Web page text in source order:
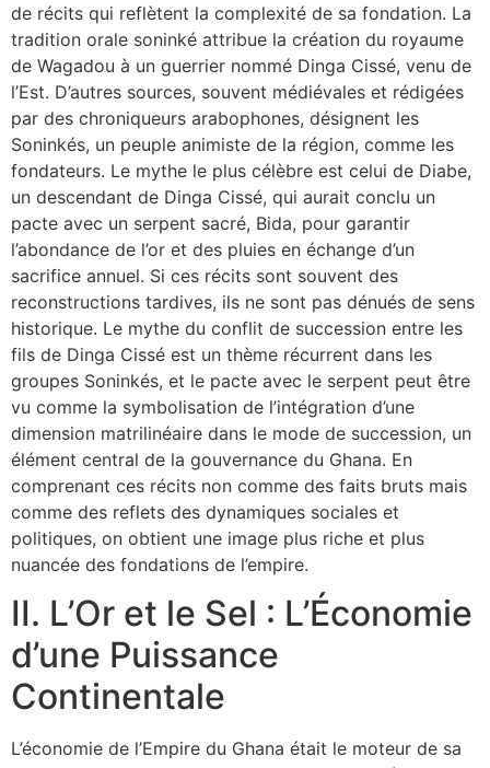
de récits qui reflètent la complexité de sa fondation. La
tradition orale soninké attribue la création du royaume
de Wagadou à un guerrier nommé Dinga Cissé, venu de
l’Est. D’autres sources, souvent médiévales et rédigées
par des chroniqueurs arabophones, désignent les
Soninkés, un peuple animiste de la région, comme les
fondateurs. Le mythe le plus célèbre est celui de Diabe,
un descendant de Dinga Cissé, qui aurait conclu un
pacte avec un serpent sacré, Bida, pour garantir
l’abondance de l’or et des pluies en échange d’un
sacrifice annuel. Si ces récits sont souvent des
reconstructions tardives, ils ne sont pas dénués de sens
historique. Le mythe du conflit de succession entre les
fils de Dinga Cissé est un thème récurrent dans les
groupes Soninkés, et le pacte avec le serpent peut être
vu comme la symbolisation de l’intégration d’une
dimension matrilinéaire dans le mode de succession, un
élément central de la gouvernance du Ghana. En
comprenant ces récits non comme des faits bruts mais
comme des reflets des dynamiques sociales et
politiques, on obtient une image plus riche et plus
nuancée des fondations de l’empire.
II. L’Or et le Sel : L’Économie
d’une Puissance
Continentale
L’économie de l’Empire du Ghana était le moteur de sa